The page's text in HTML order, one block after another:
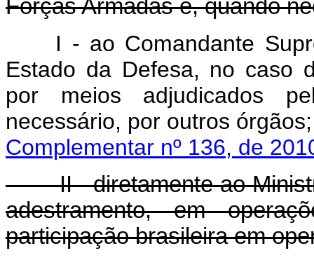
Forças Armadas e, quando
I - ao Comandante
Estado da Defesa, no caso
por meios adjudicados
necessário, por
Complementar nº 136, de
II - diretamente ao
adestramento, em
participação brasileira em